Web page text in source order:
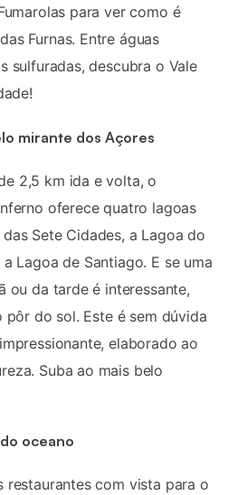
para ver como é
Furnas. Entre águas
sulfuradas, descubra o Vale
mirante dos Açores
2,5 km ida e volta, o
oferece quatro lagoas
Sete Cidades, a Lagoa do
Lagoa de Santiago. E se uma
ou da tarde é interessante,
do sol. Este é sem dúvida
elaborado ao
Suba ao mais belo
oceano
restaurantes com vista para o